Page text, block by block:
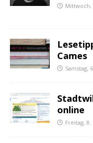
Mittwoch,
Cames
Samstag,
online
Freitag, 8.